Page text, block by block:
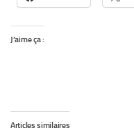
J’aime ça :
Articles similaires